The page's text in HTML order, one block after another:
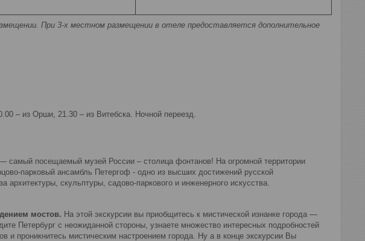
При 3-х местном размещении в отеле предоставляется дополнительное
– из Орши, 21.30 – из Витебска. Ночной переезд.
самый посещаемый музей России – столица фонтанов! На огромной территории
парковый ансамбль Петергоф - одно из высших достижений русской
архитектуры, скульптуры, садово-паркового и инженерного искусства.
мостов. На этой экскурсии вы приобщитесь к мистической изнанке города —
Петербург с неожиданной стороны, узнаете множество интересных подробностей
и проникнитесь мистическим настроением города. Ну а в конце экскурсии Вы